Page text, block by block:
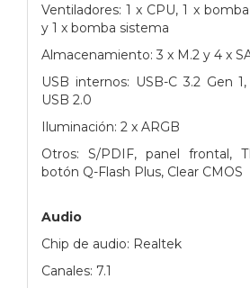
Ventiladores: 1 x CPU, 1 x
y 1 x bomba sistema
Almacenamiento: 3 x M.2 y 4 x
USB internos: USB-C 3.2 Gen
USB 2.0
Iluminación: 2 x ARGB
Otros: S/PDIF, panel frontal,
botón Q-Flash Plus, Clear CMOS
Audio
Chip de audio: Realtek
Canales: 7.1